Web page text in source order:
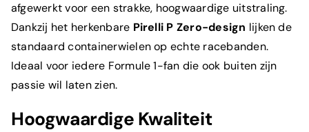
afgewerkt voor een strakke, hoogwaardige uitstraling.
Dankzij het herkenbare Pirelli P Zero-design lijken de
standaard containerwielen op echte racebanden.
Ideaal voor iedere Formule 1-fan die ook buiten zijn
passie wil laten zien.
Hoogwaardige Kwaliteit